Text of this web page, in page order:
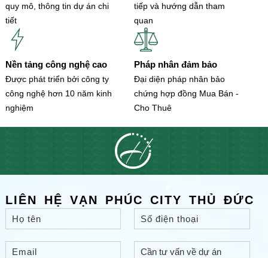
quy mô, thông tin dự án chi
tiết
tiếp và hướng dẫn tham
quan
Nền tảng công nghệ cao
Được phát triển bởi công ty
công nghệ hơn 10 năm kinh
nghiệm
Pháp nhân đảm bảo
Đại diện pháp nhân bảo
chứng hợp đồng Mua Bán -
Cho Thuê
LIÊN HỆ VẠN PHÚC CITY THỦ ĐỨC